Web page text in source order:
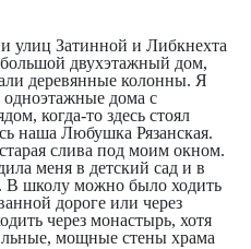
улиц Затинной и Либкнехта
большой двухэтажный дом,
деревянные колонны. Я
дома с
когда-то здесь стоял
наша Любушка Рязанская.
слива под моим окном.
меня в детский сад и в
школу можно было ходить
дороге или через
через монастырь, хотя
мощные стены храма